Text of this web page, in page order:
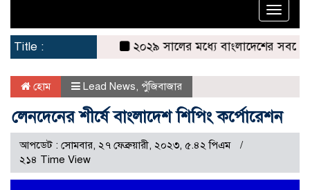
Toggle
Title :
২০২৯ সালের মধ্যে বাংলাদেশের সবচেয়ে
হোম Lead News পুঁজিবাজার
লেনদেনের শীর্ষে বাংলাদেশ শিপিং কর্পোরেশন
আপডেট : সোমবার, ২৭ ফেব্রুয়ারী, ২০২৩, ৫.৪২ পিএম
২১৪ Time View